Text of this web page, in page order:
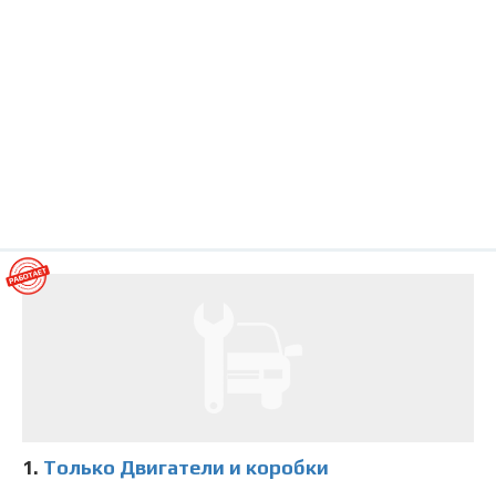
1. Только Двигатели и коробки